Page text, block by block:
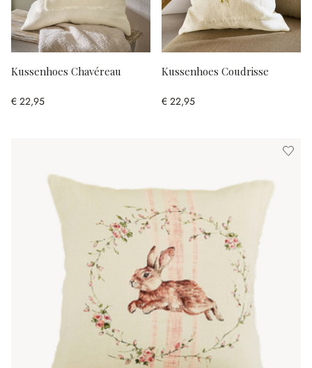
Kussenhoes Chavéreau
€ 22,95
Kussenhoes Coudrisse
€ 22,95